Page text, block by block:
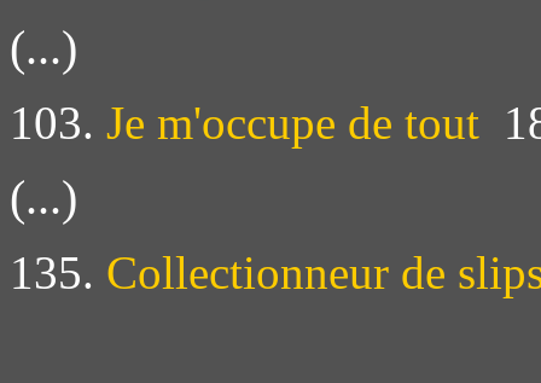
(...)
103. Je m'occupe de tout
(...)
135. Collectionneur de